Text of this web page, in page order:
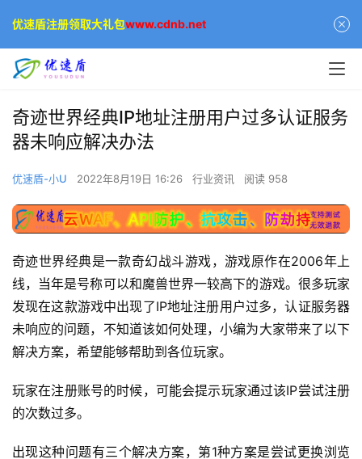
奇迹世界经典IP地址注册用户过多认证服务
器未响应解决办法
优速盾-小U 2022年8月19日 16:26 行业资讯 阅读 958
奇迹世界经典是一款奇幻战斗游戏，游戏原作在2006年上
线，当年是号称可以和魔兽世界一较高下的游戏。很多玩家
发现在这款游戏中出现了IP地址注册用户过多，认证服务器
未响应的问题，不知道该如何处理，小编为大家带来了以下
解决方案，希望能够帮助到各位玩家。
玩家在注册账号的时候，可能会提示玩家通过该IP尝试注册
的次数过多。
出现这种问题有三个解决方案，第1种方案是尝试更换浏览
优速盾注册领取大礼包www.cdnb.net